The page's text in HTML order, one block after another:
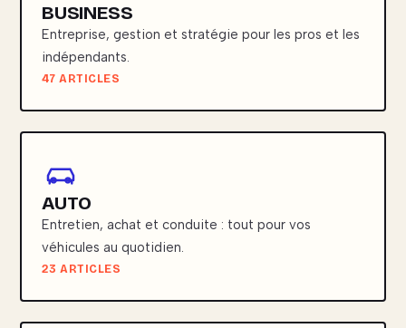
BUSINESS
Entreprise, gestion et stratégie pour les pros et les
indépendants.
47 ARTICLES
AUTO
Entretien, achat et conduite : tout pour vos
véhicules au quotidien.
23 ARTICLES